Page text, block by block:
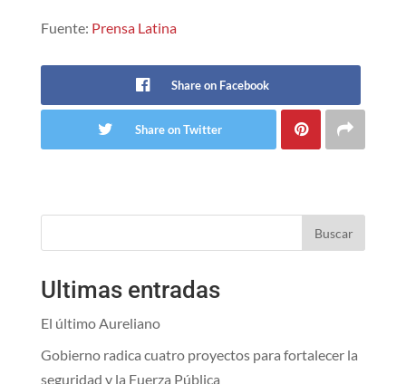
Fuente: Prensa Latina
Share on Facebook
Share on Twitter
Buscar
Ultimas entradas
El último Aureliano
Gobierno radica cuatro proyectos para fortalecer la
seguridad y la Fuerza Pública